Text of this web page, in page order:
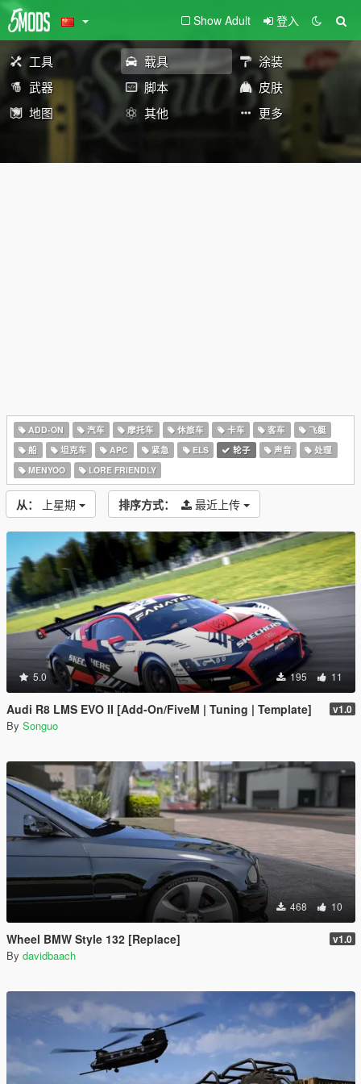
Show Adult 登入
工具 载具
涂装
武器
脚本
皮肤
地图
其他 更多
ADD-ON 汽车 摩托车 休旅车 卡车 客车
飞艇
船
坦克车 APC 紧急 ELS 轮子 声音
处理
MENYOO
LORE FRIENDLY
从： 上星期 排序方式： 最近上传
5.0 195 11
Audi R8 LMS EVO II [Add-On/FiveM | Tuning | Template] v1.0
By Songuo
468 10
Wheel BMW Style 132 [Replace] v1.0
By davidbaach